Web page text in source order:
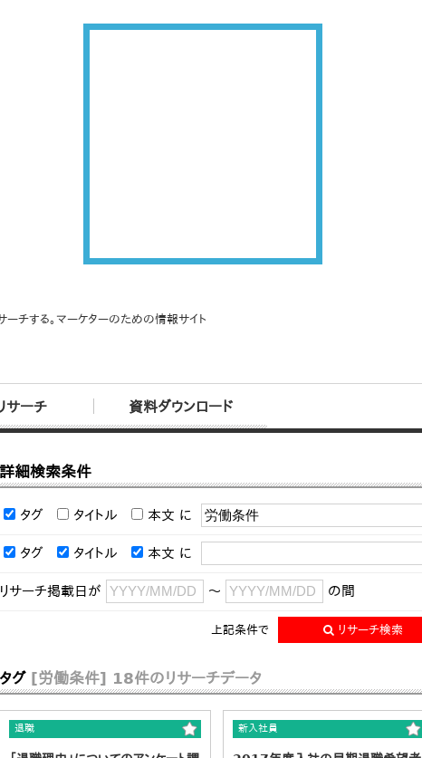
ーチする。マーケターのための情報サイト
サーチ 資料ダウンロード
詳細検索条件
タグ タイトル 本文 に
タグ タイトル 本文 に
リサーチ掲載日が ～ の間
上記条件で リサーチ検索
タグ [労働条件] 18件のリサーチデータ
退職 新入社員